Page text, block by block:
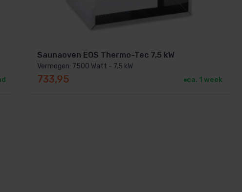
Saunaoven EOS Thermo-Tec 7,5 kW
Vermogen: 7500 Watt - 7,5 kW
733,95 ca. 1 week